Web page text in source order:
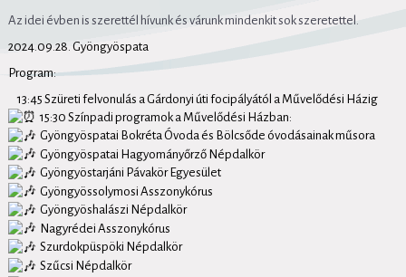
Az idei évben is szerettél hívunk és várunk mindenkit sok szeretettel.
2024.09.28. Gyöngyöspata
Program:
13:45 Szüreti felvonulás a Gárdonyi úti focipályától a Művelődési Házig
15:30 Színpadi programok a Művelődési Házban:
Gyöngyöspatai Bokréta Óvoda és Bölcsőde óvodásainak műsora
Gyöngyöspatai Hagyományőrző Népdalkör
Gyöngyöstarjáni Pávakör Egyesület
Gyöngyössolymosi Asszonykórus
Gyöngyöshalászi Népdalkör
Nagyrédei Asszonykórus
Szurdokpüspöki Népdalkör
Szűcsi Népdalkör